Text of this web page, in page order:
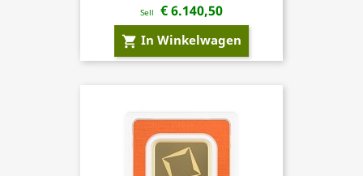
Sell € 6.140,50
shopping_cart In Winkelwagen